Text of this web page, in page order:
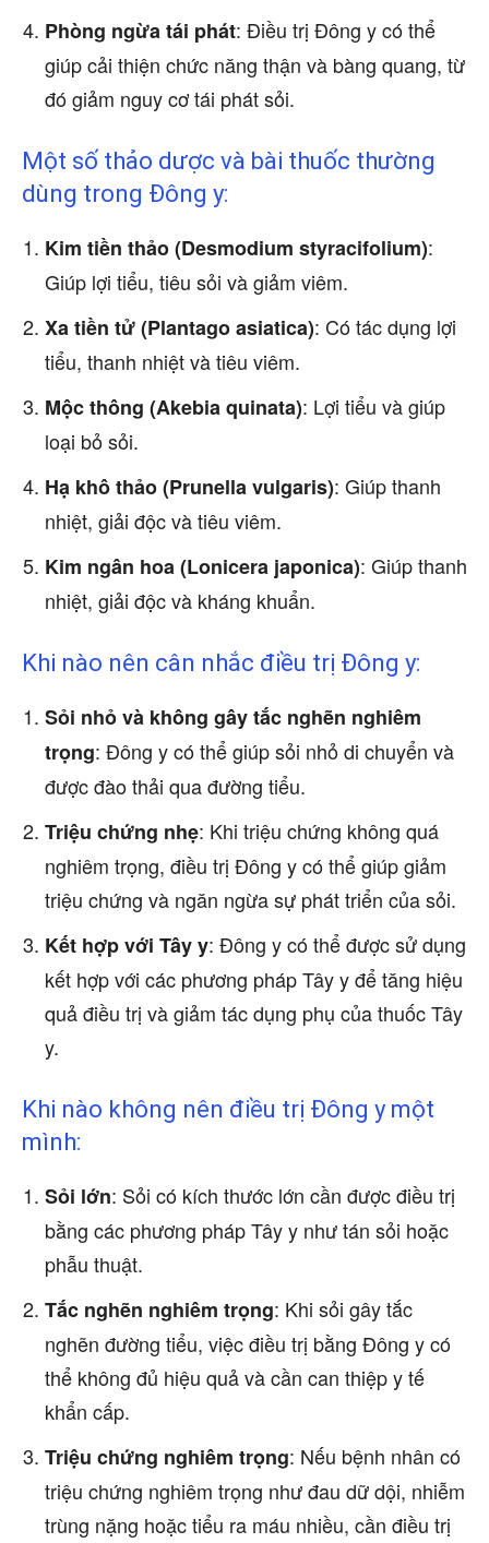
Phòng ngừa tái phát: Điều trị Đông y có thể
giúp cải thiện chức năng thận và bàng quang, từ
đó giảm nguy cơ tái phát sỏi.
Một số thảo dược và bài thuốc thường
dùng trong Đông y:
Kim tiền thảo (Desmodium styracifolium):
Giúp lợi tiểu, tiêu sỏi và giảm viêm.
Xa tiền tử (Plantago asiatica): Có tác dụng lợi
tiểu, thanh nhiệt và tiêu viêm.
Mộc thông (Akebia quinata): Lợi tiểu và giúp
loại bỏ sỏi.
Hạ khô thảo (Prunella vulgaris): Giúp thanh
nhiệt, giải độc và tiêu viêm.
Kim ngân hoa (Lonicera japonica): Giúp thanh
nhiệt, giải độc và kháng khuẩn.
Khi nào nên cân nhắc điều trị Đông y:
Sỏi nhỏ và không gây tắc nghẽn nghiêm
trọng: Đông y có thể giúp sỏi nhỏ di chuyển và
được đào thải qua đường tiểu.
Triệu chứng nhẹ: Khi triệu chứng không quá
nghiêm trọng, điều trị Đông y có thể giúp giảm
triệu chứng và ngăn ngừa sự phát triển của sỏi.
Kết hợp với Tây y: Đông y có thể được sử dụng
kết hợp với các phương pháp Tây y để tăng hiệu
quả điều trị và giảm tác dụng phụ của thuốc Tây
y.
Khi nào không nên điều trị Đông y một
mình:
Sỏi lớn: Sỏi có kích thước lớn cần được điều trị
bằng các phương pháp Tây y như tán sỏi hoặc
phẫu thuật.
Tắc nghẽn nghiêm trọng: Khi sỏi gây tắc
nghẽn đường tiểu, việc điều trị bằng Đông y có
thể không đủ hiệu quả và cần can thiệp y tế
khẩn cấp.
Triệu chứng nghiêm trọng: Nếu bệnh nhân có
triệu chứng nghiêm trọng như đau dữ dội, nhiễm
trùng nặng hoặc tiểu ra máu nhiều, cần điều trị